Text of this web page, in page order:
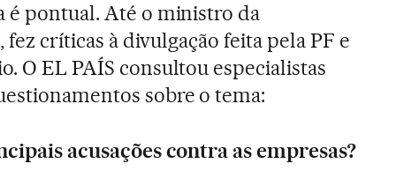
é pontual. Até o ministro da
críticas à divulgação feita pela PF e
O EL PAÍS consultou especialistas
sobre o tema:
acusações contra as empresas?